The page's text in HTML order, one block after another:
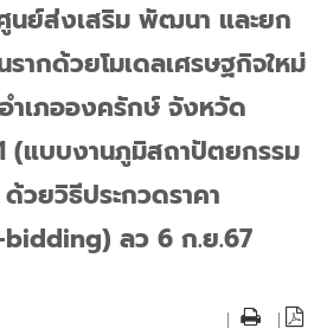
นย์ส่งเสริม พัฒนา และยก
ากด้วยโมเดลเศรษฐกิจใหม่
ำเภอองครักษ์ จังหวัด
(แบบงานภูมิสถาปัตยกรรม
ยวิธีประกวดราคา
ลว 6 ก.ย.67
| |